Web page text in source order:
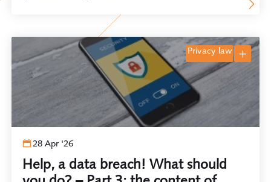
28 Apr '26
Help, a data breach! What should
privacy law